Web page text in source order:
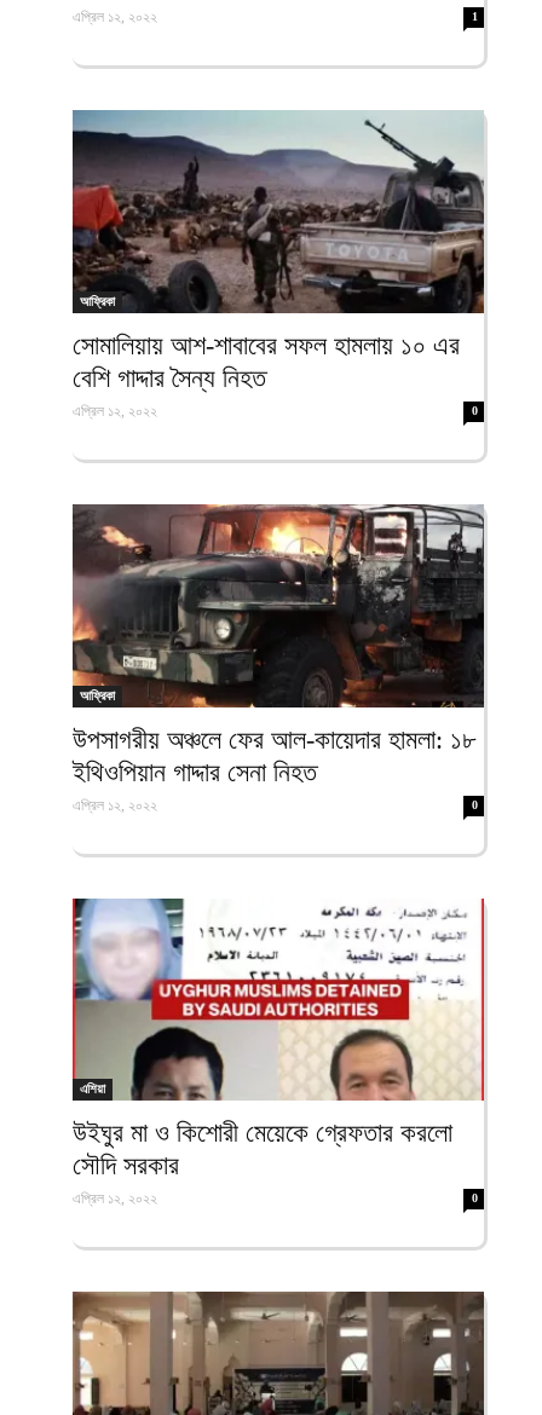
এপ্রিল ১২, ২০২২ 1
আফ্রিকা
সোমালিয়ায় আশ-শাবাবের সফল হামলায় ১০ এর
বেশি গাদ্দার সৈন্য নিহত
এপ্রিল ১২, ২০২২ 0
আফ্রিকা
উপসাগরীয় অঞ্চলে ফের আল-কায়েদার হামলা: ১৮
ইথিওপিয়ান গাদ্দার সেনা নিহত
এপ্রিল ১২, ২০২২ 0
এশিয়া
উইঘুর মা ও কিশোরী মেয়েকে গ্রেফতার করলো
সৌদি সরকার
এপ্রিল ১২, ২০২২ 0